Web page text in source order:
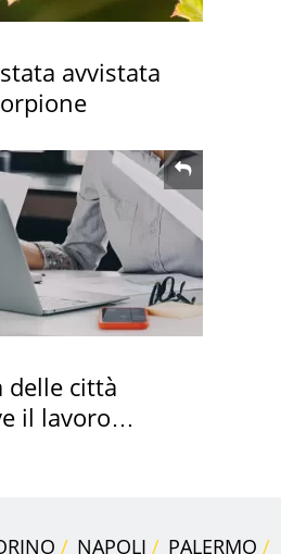
avvistata
delle città
il lavoro
NAPOLI
PALERMO